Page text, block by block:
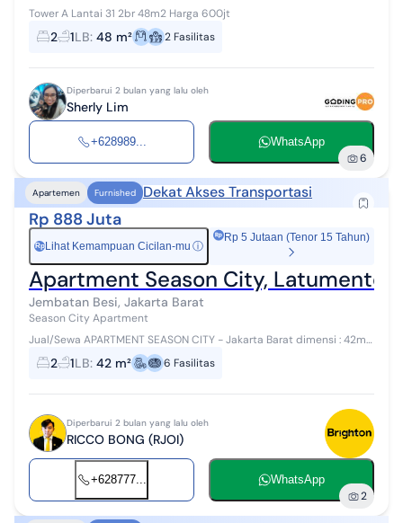
Tower A Lantai 31 2br 48m2 Harga 600jt
2 1LB: 48 m² 2 Fasilitas
Diperbarui 2 bulan yang lalu oleh
Sherly Lim
+628989... WhatsApp
6
Apartemen Furnished Dekat Akses Transportasi
Rp 888 Juta
RpLihat Kemampuan Cicilan-mu ⓘ
Rp 5 Jutaan (Tenor 15 Tahun)
Apartment Season City,
Jembatan Besi, Jakarta Barat
Season City Apartment
Jual/Sewa APARTMENT SEASON CITY - Jakarta Barat dimensi : 42m
kamar tidur : 2 kamar mandi : 1 lokasi strategis, dekat dengan halte
busway, dekat ...
2 1LB: 42 m² 6 Fasilitas
Diperbarui 2 bulan yang lalu oleh
RICCO BONG (RJOI)
+628777... WhatsApp
2